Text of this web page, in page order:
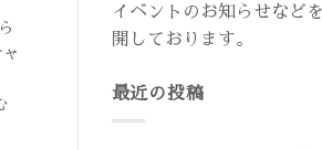
イベントのお知らせなど
開しております。
最近の投稿